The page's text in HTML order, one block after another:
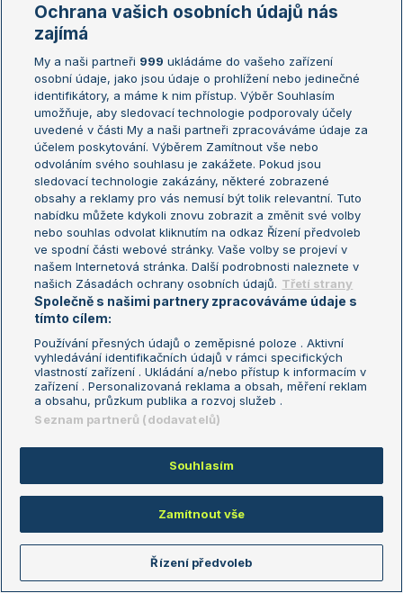
Žebříčky
Žebříček ATP (muži)
Žebříček WTA (ženy)
Sázkařský žebříček
Australian Open
French Open
Wimbledon
US Open
Turnaj mistrů
Turnaj mistryň
Aktualní trendy
Fotbalové přestupy
Livesport Daily
LS Prague Open
Podmínky užití
Nastavení soukromí
GDPR a žurnalistika
Reklama
Kontakt
Informace o zpracování osobních
údajů
Copyright © 2008-2026 TenisPortal.cz. Využíváme zpravodajství ČTK.
Ochrana vašich osobních údajů nás
zajímá
My a naši partneři 999 ukládáme do vašeho zařízení
osobní údaje, jako jsou údaje o prohlížení nebo jedinečné
identifikátory, a máme k nim přístup. Výběr Souhlasím
umožňuje, aby sledovací technologie podporovaly účely
uvedené v části My a naši partneři zpracováváme údaje za
účelem poskytování. Výběrem Zamítnout vše nebo
odvoláním svého souhlasu je zakážete. Pokud jsou
sledovací technologie zakázány, některé zobrazené
obsahy a reklamy pro vás nemusí být tolik relevantní. Tuto
nabídku můžete kdykoli znovu zobrazit a změnit své volby
nebo souhlas odvolat kliknutím na odkaz Řízení předvoleb
ve spodní části webové stránky. Vaše volby se projeví v
našem Internetová stránka. Další podrobnosti naleznete v
našich Zásadách ochrany osobních údajů. Třetí strany
Společně s našimi partnery zpracováváme údaje s
tímto cílem:
Používání přesných údajů o zeměpisné poloze . Aktivní
vyhledávání identifikačních údajů v rámci specifických
vlastností zařízení . Ukládání a/nebo přístup k informacím v
zařízení . Personalizovaná reklama a obsah, měření reklam
a obsahu, průzkum publika a rozvoj služeb .
Seznam partnerů (dodavatelů)
Souhlasím
Zamítnout vše
Řízení předvoleb